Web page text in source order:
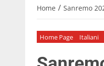
Home / Sanremo
Home Page Italiani